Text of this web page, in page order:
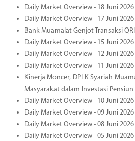
Daily Market Overview - 18 Juni 2026
Daily Market Overview - 17 Juni 2026
Bank Muamalat Genjot Transaksi
Daily Market Overview - 15 Juni 2026
Daily Market Overview - 12 Juni 2026
Daily Market Overview - 11 Juni 2026
Kinerja Moncer, DPLK Syariah
Masyarakat dalam Investasi Pensiun
Daily Market Overview - 10 Juni 2026
Daily Market Overview - 09 Juni 2026
Daily Market Overview - 08 Juni 2026
Daily Market Overview - 05 Juni 2026